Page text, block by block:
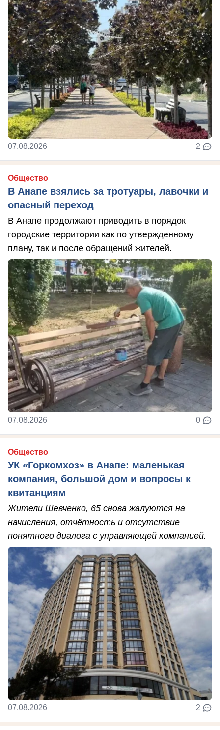
07.08.2026 2
Общество
В Анапе взялись за тротуары, лавочки и
опасный переход
В Анапе продолжают приводить в порядок
городские территории как по утвержденному
плану, так и после обращений жителей.
07.08.2026 0
Общество
УК «Горкомхоз» в Анапе: маленькая
компания, большой дом и вопросы к
квитанциям
Жители Шевченко, 65 снова жалуются на
начисления, отчётность и отсутствие
понятного диалога с управляющей компанией.
07.08.2026 2